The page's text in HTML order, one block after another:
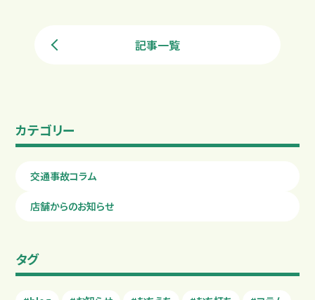
記事一覧
カテゴリー
交通事故コラム
店舗からのお知らせ
タグ